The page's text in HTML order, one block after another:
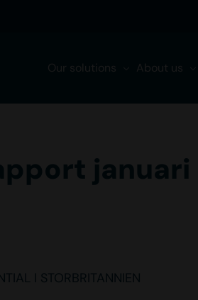
Our solutions About us
januari
I STORBRITANNIEN